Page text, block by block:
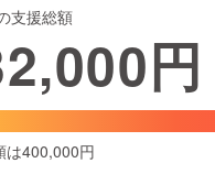
ファッショ
支援総額
円
は400,000円